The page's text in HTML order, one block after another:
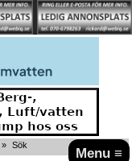
Menu ≡
» Sök